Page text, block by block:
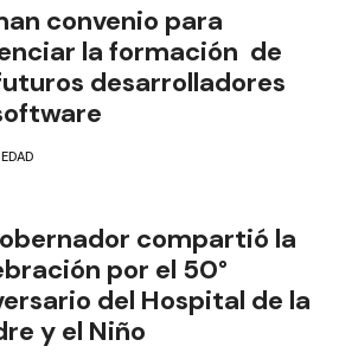
convenio para
la formación de
desarrolladores
compartió la
por el 50°
del Hospital de la
y el Niño